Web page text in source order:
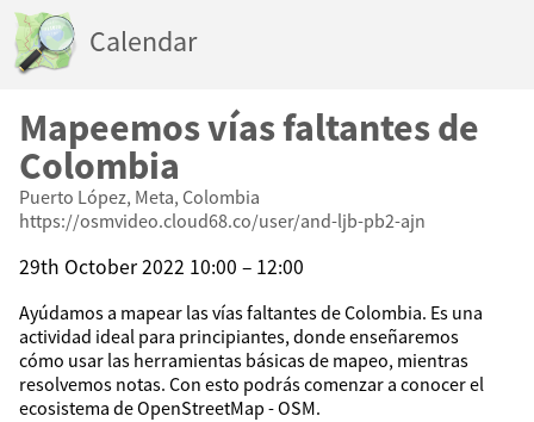
Calendar
Mapeemos vías faltantes de
Colombia
Puerto López, Meta, Colombia
https://osmvideo.cloud68.co/user/and-ljb-pb2-ajn
29th October 2022 10:00 – 12:00
Ayúdamos a mapear las vías faltantes de Colombia. Es una
actividad ideal para principiantes, donde enseñaremos
cómo usar las herramientas básicas de mapeo, mientras
resolvemos notas. Con esto podrás comenzar a conocer el
ecosistema de OpenStreetMap - OSM.